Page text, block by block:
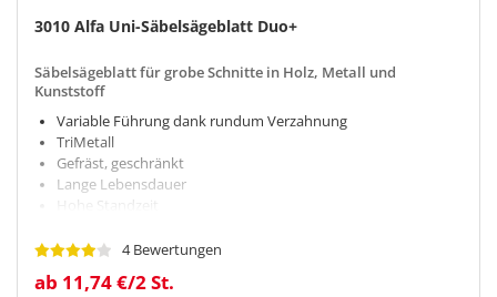
3010 Alfa Uni-Säbelsägeblatt Duo+
Säbelsägeblatt für grobe Schnitte in Holz, Metall und
Kunststoff
Variable Führung dank rundum Verzahnung
TriMetall
Gefräst, geschränkt
Lange Lebensdauer
Hohe Standzeit
4 Bewertungen
ab 11,74 €/2 St.